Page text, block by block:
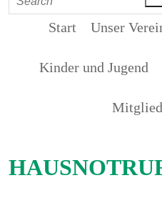
Start Unser
Kinder und Jugend